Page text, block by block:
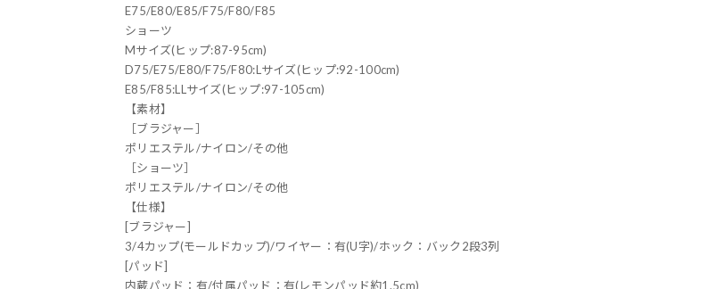
E75/E80/E85/F75/F80/F85
ショーツ
Mサイズ(ヒップ:87-95cm)
D75/E75/E80/F75/F80:Lサイズ(ヒップ:92-100cm)
E85/F85:LLサイズ(ヒップ:97-105cm)
【素材】
［ブラジャー］
ポリエステル/ナイロン/その他
［ショーツ］
ポリエステル/ナイロン/その他
【仕様】
[ブラジャー]
3/4カップ(モールドカップ)/ワイヤー：有(U字)/ホック：バック2段3列
[パッド]
内蔵パッド：有/付属パッド：有(レモンパッド約1.5cm)